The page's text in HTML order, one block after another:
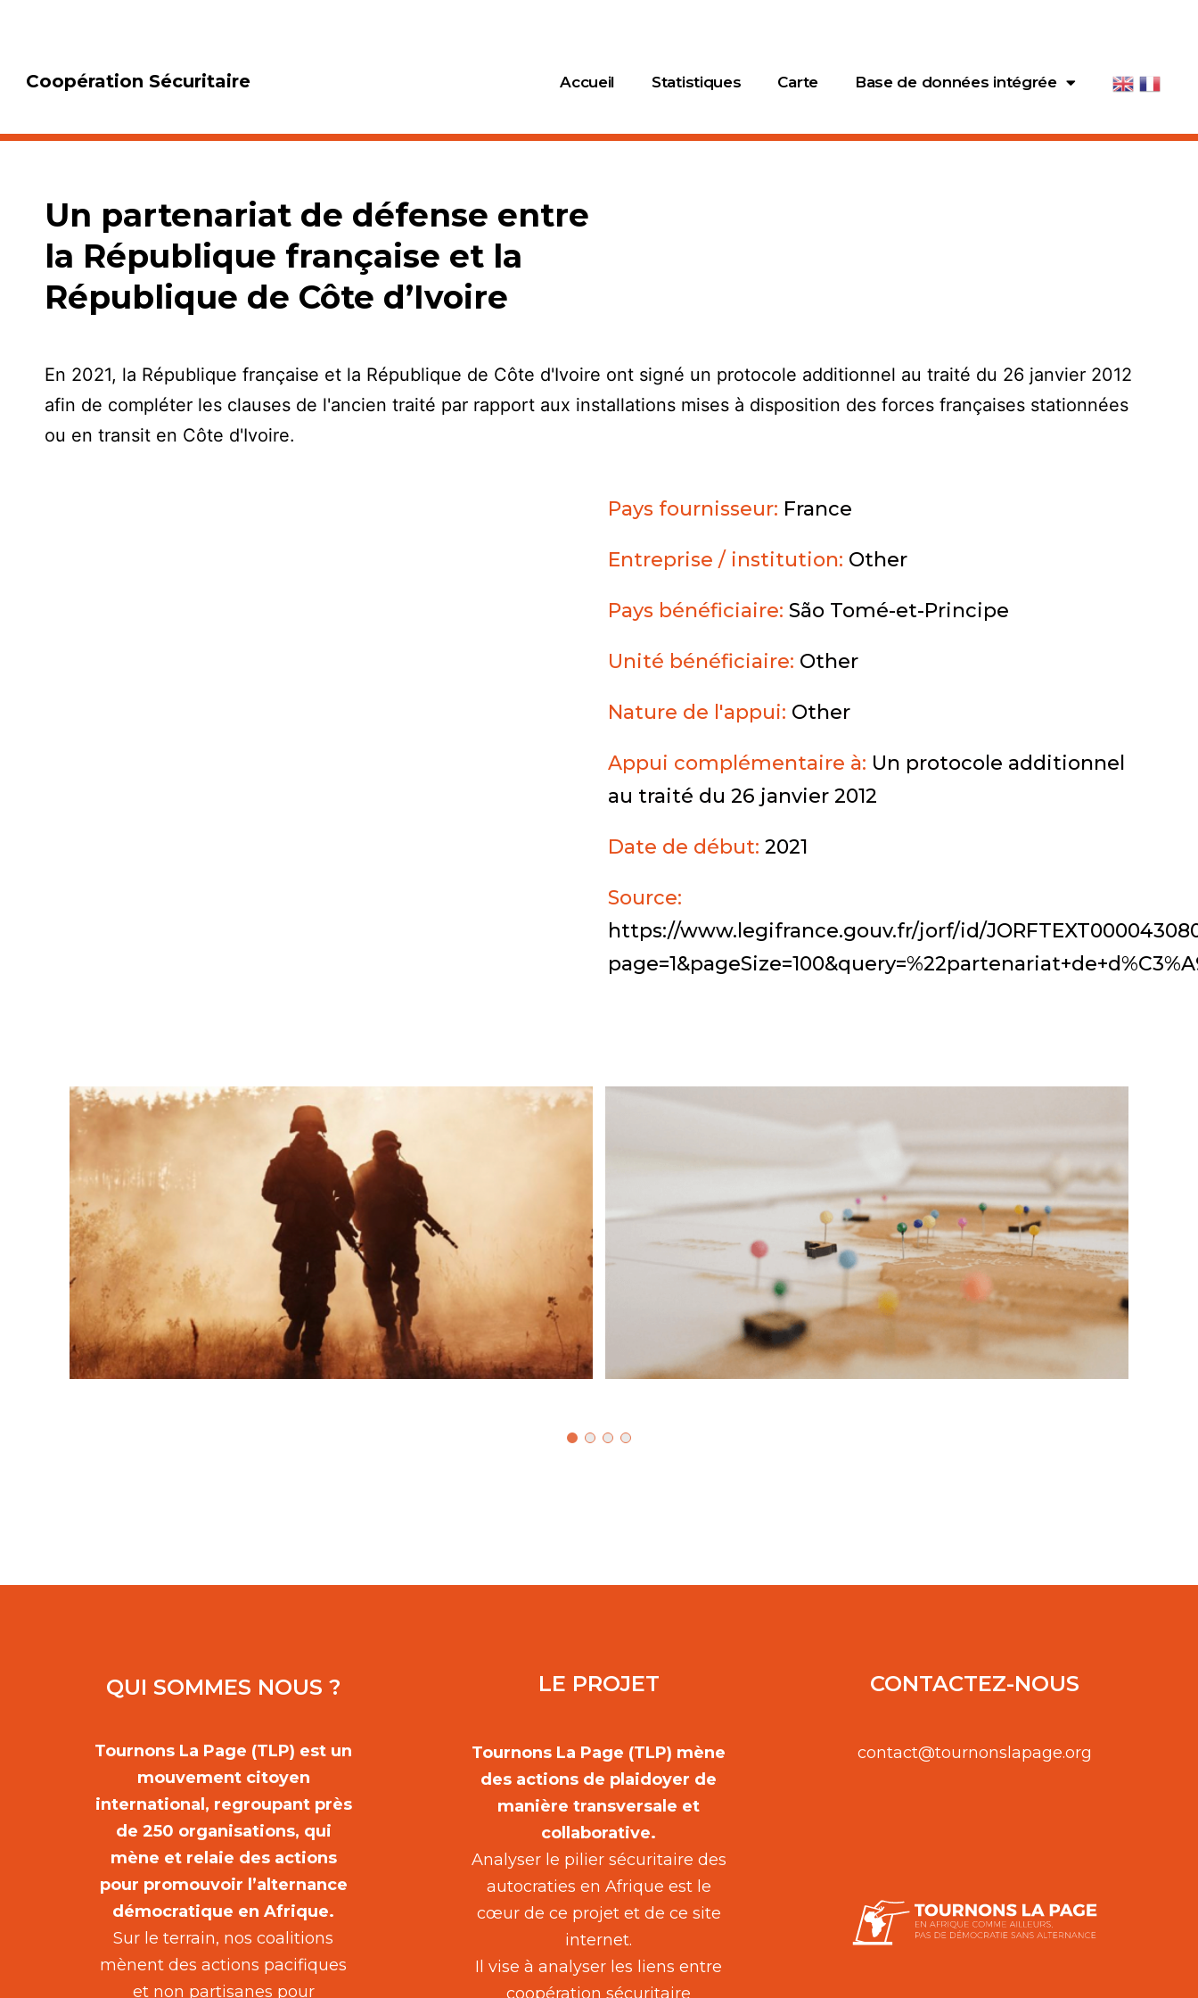
Coopération Sécuritaire Accueil Statistiques Carte Base de données intégrée
Un partenariat de défense entre
la République française et la
République de Côte d’Ivoire
En 2021, la République française et la République de Côte d'Ivoire ont signé un protocole additionnel au traité du 26 janvier 2012
afin de compléter les clauses de l'ancien traité par rapport aux installations mises à disposition des forces françaises stationnées
ou en transit en Côte d'Ivoire.
Pays fournisseur: France
Entreprise / institution: Other
Pays bénéficiaire: São Tomé-et-Principe
Unité bénéficiaire: Other
Nature de l'appui: Other
Appui complémentaire à: Un protocole additionnel
au traité du 26 janvier 2012
Date de début: 2021
Source:
https://www.legifrance.gouv.fr/jorf/id/
QUI SOMMES NOUS ?
Tournons La Page (TLP) est un
mouvement citoyen
international, regroupant près
de 250 organisations, qui
mène et relaie des actions
pour promouvoir l’alternance
démocratique en Afrique.
Sur le terrain, nos coalitions
mènent des actions pacifiques
et non partisanes pour
LE PROJET
Tournons La Page (TLP) mène
des actions de plaidoyer de
manière transversale et
collaborative.
Analyser le pilier sécuritaire des
autocraties en Afrique est le
cœur de ce projet et de ce site
internet.
Il vise à analyser les liens entre
coopération sécuritaire
CONTACTEZ-NOUS
contact@tournonslapage.org